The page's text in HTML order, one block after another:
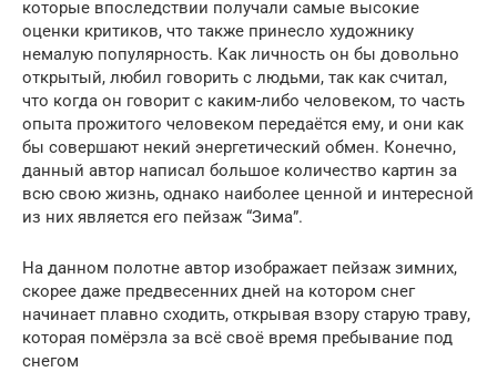
которые впоследствии получали самые высокие
оценки критиков, что также принесло художнику
немалую популярность. Как личность он бы довольно
открытый, любил говорить с людьми, так как считал,
что когда он говорит с каким-либо человеком, то часть
опыта прожитого человеком передаётся ему, и они как
бы совершают некий энергетический обмен. Конечно,
данный автор написал большое количество картин за
всю свою жизнь, однако наиболее ценной и интересной
из них является его пейзаж “Зима”.
На данном полотне автор изображает пейзаж зимних,
скорее даже предвесенних дней на котором снег
начинает плавно сходить, открывая взору старую траву,
которая помёрзла за всё своё время пребывание под
снегом